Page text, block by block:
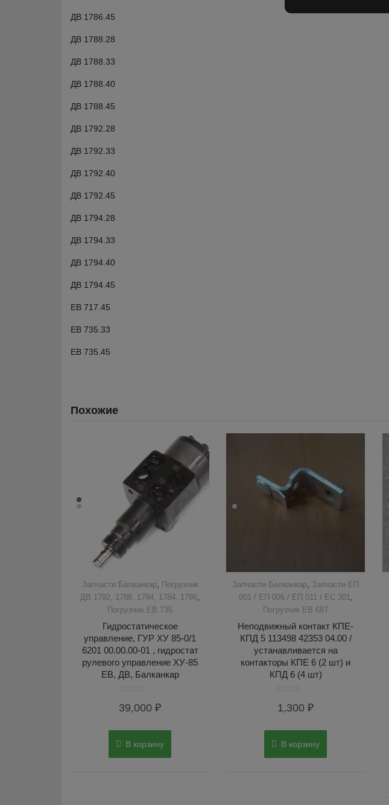
ДВ 1786.45
ДВ 1788.28
ДВ 1788.33
ДВ 1788.40
ДВ 1788.45
ДВ 1792.28
ДВ 1792.33
ДВ 1792.40
ДВ 1792.45
ДВ 1794.28
ДВ 1794.33
ДВ 1794.40
ДВ 1794.45
ЕВ 717.45
ЕВ 735.33
ЕВ 735.45
Похожие
Запчасти Балканкар, Погрузчик
ДВ 1792, 1788, 1794, 1784, 1786
Погрузчик ЕВ 735
Гидростатическое
управление, ГУР ХУ 85-0/1
6201 00.00.00-01 , гидростат
рулевого управление ХУ-85
ЕВ, ДВ, Балканкар
0
39,000 ₽
В корзину
Запчасти Балканкар Запчасти ЕП
001 / ЕП 006 / ЕП 011 / ЕС 301
Погрузчик ЕВ 687
Неподвижный контакт КПЕ-
КПД 5 113498 42353 04.00 /
устанавливается на
контакторы КПЕ 6 (2 шт) и
КПД 6 (4 шт)
01,300₽
В корзину